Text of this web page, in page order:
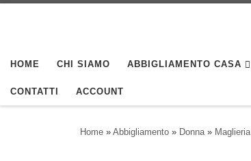
HOME CHI SIAMO ABBIGLIAMENTO CASA
CONTATTI ACCOUNT
Home » Abbigliamento » Donna » Maglieria